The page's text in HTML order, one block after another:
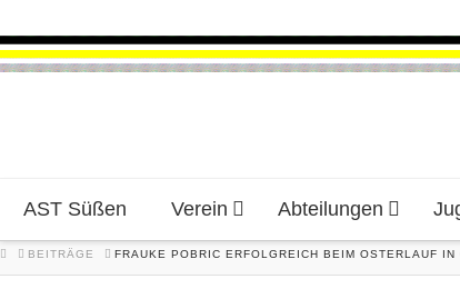
AST Süßen Verein Abteilungen
HOMEBEITRÄGE FRAUKE POBRIC ERFOLGREICH BEIM OSTERLAUF IN